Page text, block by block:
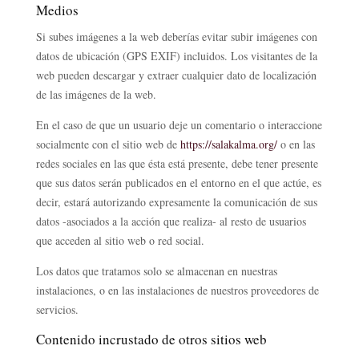
Medios
Si subes imágenes a la web deberías evitar subir imágenes con
datos de ubicación (GPS EXIF) incluidos. Los visitantes de la
web pueden descargar y extraer cualquier dato de localización
de las imágenes de la web.
En el caso de que un usuario deje un comentario o interaccione
socialmente con el sitio web de https://salakalma.org/o en las
redes sociales en las que ésta está presente, debe tener presente
que sus datos serán publicados en el entorno en el que actúe, es
decir, estará autorizando expresamente la comunicación de sus
datos -asociados a la acción que realiza- al resto de usuarios
que acceden al sitio web o red social.
Los datos que tratamos solo se almacenan en nuestras
instalaciones, o en las instalaciones de nuestros proveedores de
servicios.
Contenido incrustado de otros sitios web